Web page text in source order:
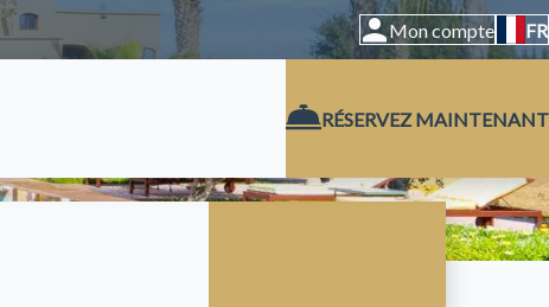
Mon compte FR
RÉSERVEZ MAINTENANT